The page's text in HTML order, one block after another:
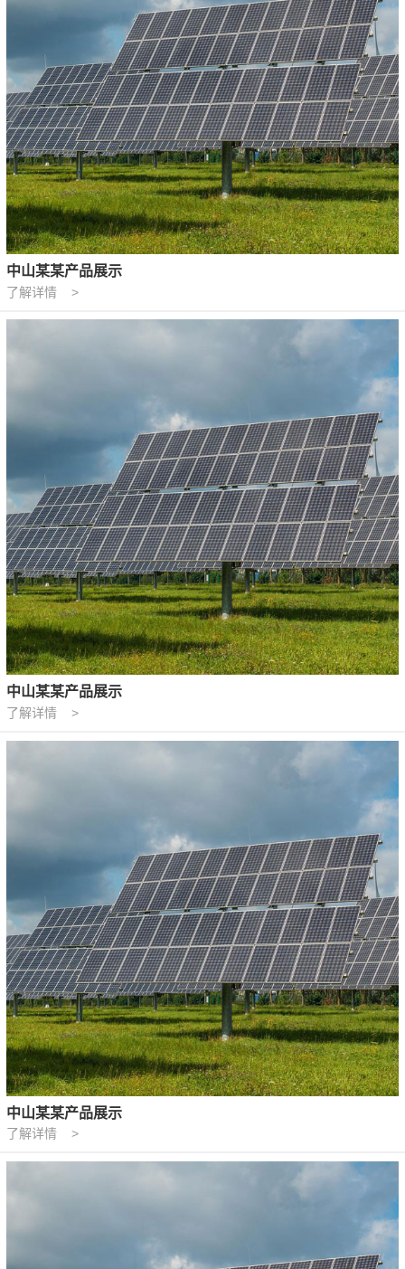
中山某某产品展示
了解详情 >
中山某某产品展示
了解详情 >
中山某某产品展示
了解详情 >